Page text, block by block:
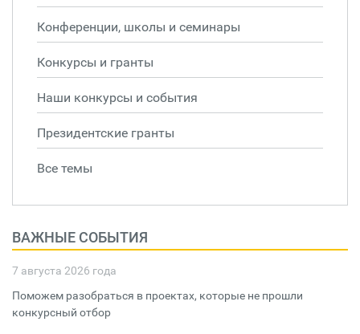
Конференции, школы и семинары
Конкурсы и гранты
Наши конкурсы и события
Президентские гранты
Все темы
ВАЖНЫЕ СОБЫТИЯ
7 августа 2026 года
Поможем разобраться в проектах, которые не прошли
конкурсный отбор